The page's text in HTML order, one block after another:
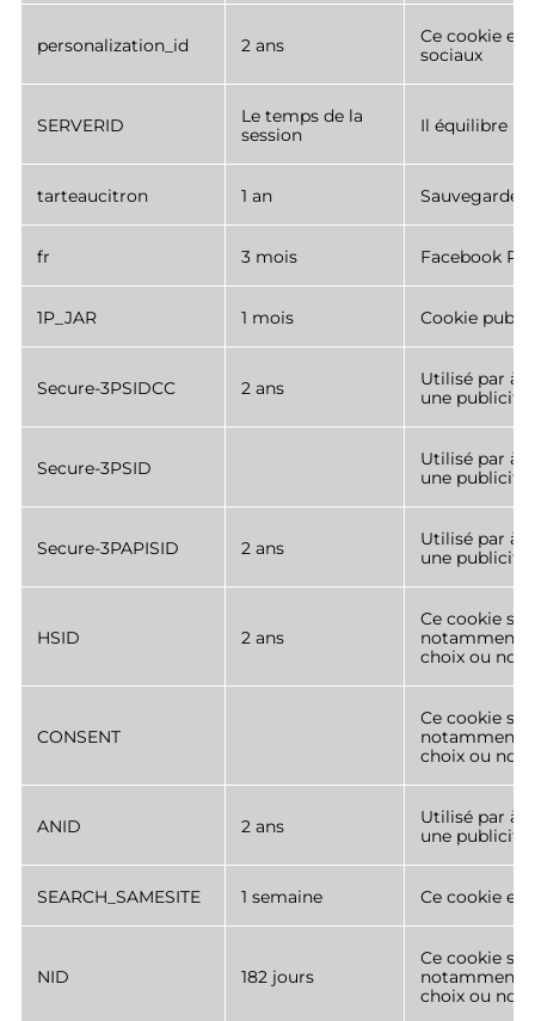
personalization_id 2 ans
Ce cookie
sociaux
SERVERID
Le temps de la
session
Il équilibre la
tarteaucitron 1 an Sauvegarde
fr 3 mois Facebook
1P_JAR 1 mois Cookie
Secure-3PSIDCC 2 ans
Utilisé par à
une publicité
Secure-3PSID
Utilisé par à
une publicité
Secure-3PAPISID 2 ans
Utilisé par à
une publicité
HSID 2 ans
Ce cookie
notamment
choix ou non
CONSENT
Ce cookie
notamment
choix ou non
ANID 2 ans
Utilisé par à
une publicité
SEARCH_SAMESITE 1 semaine Ce cookie
NID 182 jours
Ce cookie
notamment
choix ou non